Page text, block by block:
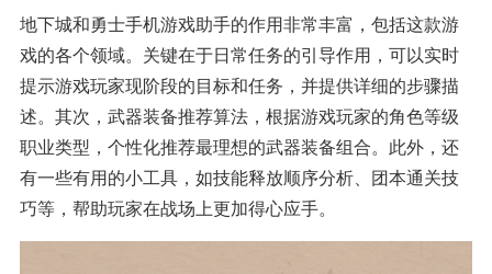
地下城和勇士手机游戏助手的作用非常丰富，包括这款游
戏的各个领域。关键在于日常任务的引导作用，可以实时
提示游戏玩家现阶段的目标和任务，并提供详细的步骤描
述。其次，武器装备推荐算法，根据游戏玩家的角色等级
职业类型，个性化推荐最理想的武器装备组合。此外，还
有一些有用的小工具，如技能释放顺序分析、团本通关技
巧等，帮助玩家在战场上更加得心应手。